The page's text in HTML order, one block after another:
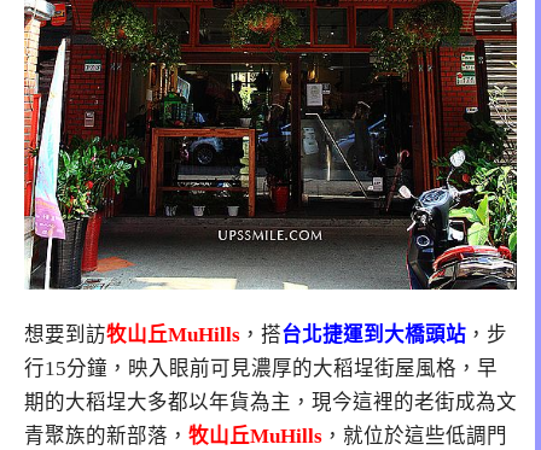
想要到訪牧山丘MuHills ，搭台北捷運到大橋頭站 ，步
行15分鐘，映入眼前可見濃厚的大稻埕街屋風格，早
期的大稻埕大多都以年貨為主，現今這裡的老街成為文
青聚族的新部落， 牧山丘MuHills ，就位於這些低調門